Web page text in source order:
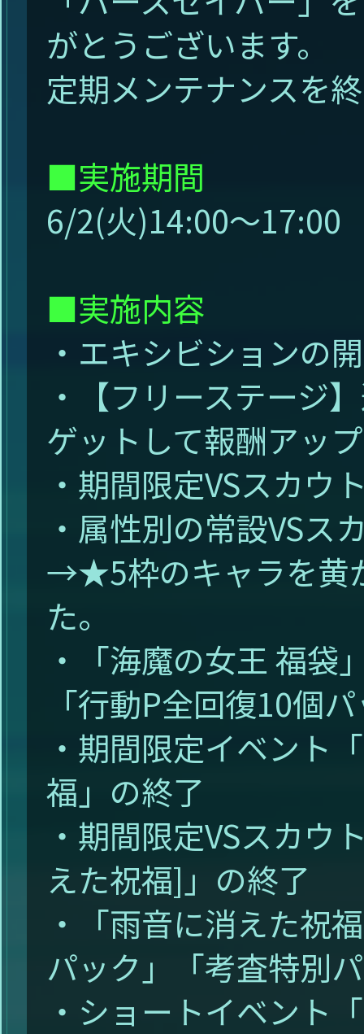
がとうございます。
定期メンテナンスを
■実施期間
6/2(火)14:00～
■実施内容
・エキシビションの
・【フリーステージ
ゲットして報酬アッ
・期間限定VSスカウ
・属性別の常設VS
→★5枠のキャラを黄
た。
・「海魔の女王 福袋
「行動P全回復10個
・期間限定イベント
福」の終了
・期間限定VSスカ
えた祝福]」の終了
・「雨音に消えた祝
パック」「考査特別
・ショートイベント